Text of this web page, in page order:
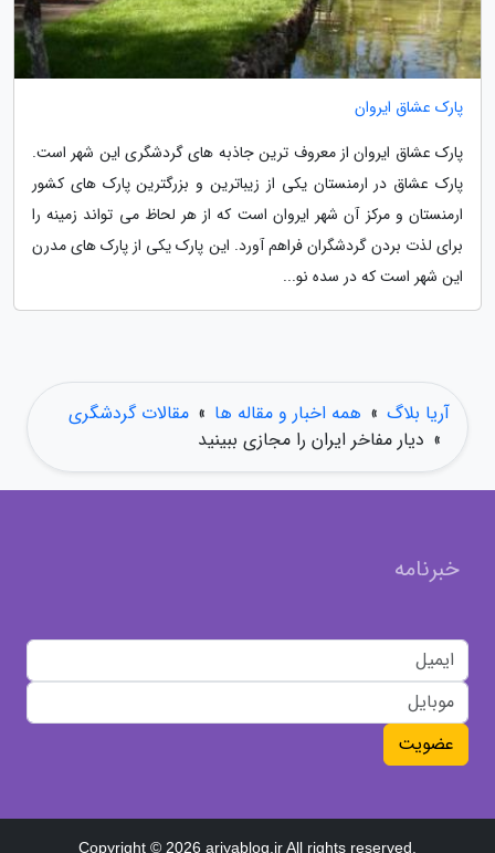
پارک عشاق ایروان
پارک عشاق ایروان از معروف ترین جاذبه های گردشگری این شهر است.
پارک عشاق در ارمنستان یکی از زیباترین و بزرگترین پارک های کشور
ارمنستان و مرکز آن شهر ایروان است که از هر لحاظ می تواند زمینه را
برای لذت بردن گردشگران فراهم آورد. این پارک یکی از پارک های مدرن
این شهر است که در سده نو...
آریا بلاگ » همه اخبار و مقاله ها » مقالات گردشگری
» دیار مفاخر ایران را مجازی ببینید
خبرنامه
عضویت
Copyright © 2026 ariyablog.ir All rights reserved.